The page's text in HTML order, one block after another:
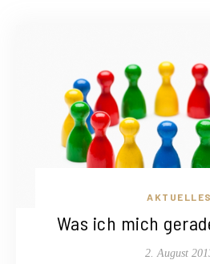
AKTUELLES
Was ich mich
2. August